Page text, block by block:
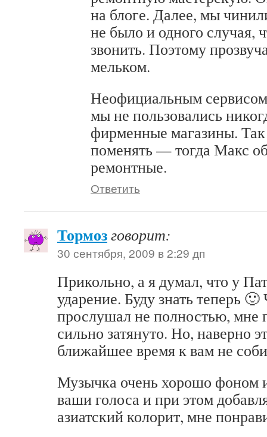
на блоге. Далее, мы
не было и одного случая,
звонить. Поэтому
мельком.
Неофициальным
мы не пользовались
фирменные магазины.
поменять — тогда Макс
ремонтные.
Ответить
Тормозговорит:
30 сентября, 2009 в 2:29 дп
Прикольно, а я думал, что у
ударение. Буду знать теперь 🙂
прослушал не полностью, мне
сильно затянуто. Но, наверно
ближайшее время к вам не
Музычка очень хорошо фоном
ваши голоса и при этом
азиатский колорит, мне